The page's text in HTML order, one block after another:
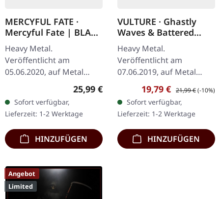
MERCYFUL FATE ·
Mercyful Fate | BLACK
LP
Heavy Metal.
Veröffentlicht am
05.06.2020, auf Metal
Blade Records. Schwarzes
Vinyl mit Download-Card.
Die selbstbetitelte EP von
Mercyful Fate ist…
Regulärer Preis:
25,99 €
Sofort verfügbar,
Lieferzeit: 1-2 Werktage
HINZUFÜGEN
VULTURE · Ghastly
Waves & Battered
Graves | BLACK LP
Heavy Metal.
Veröffentlicht am
07.06.2019, auf Metal
Blade Records. Schwarzes
180g Vinyl, Poster, Insert,
Download Card Das
Album "Ghastly Waves &…
Verkaufspreis:
19,79 € Regulärer Preis:
21,99 €(-10%)
Sofort verfügbar,
Lieferzeit: 1-2 Werktage
HINZUFÜGEN
Angebot
Limited